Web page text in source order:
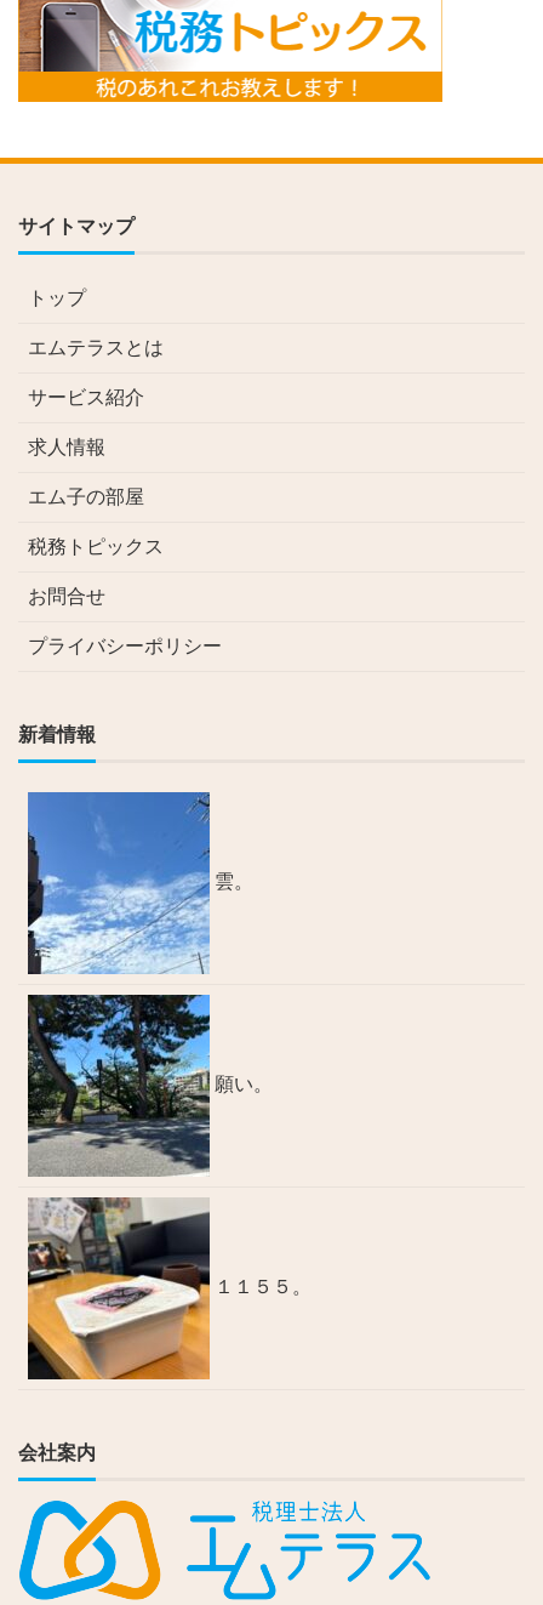
サイトマップ
トップ
エムテラスとは
サービス紹介
求人情報
エム子の部屋
税務トピックス
お問合せ
プライバシーポリシー
新着情報
雲。
願い。
１１５５。
会社案内